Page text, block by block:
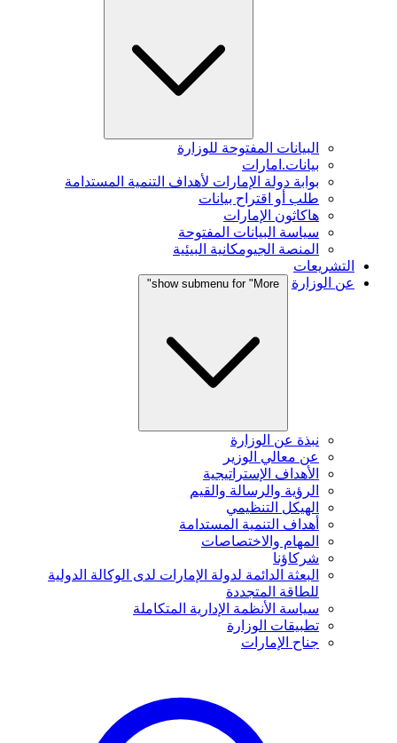
البيانات المفتوحة للوزارة
بيانات.امارات
بوابة دولة الإمارات لأهداف التنمية المستدامة
طلب أو اقتراح بيانات
هاكاثون الإمارات
سياسة البيانات المفتوحة
المنصة الجيومكانية البيئية
التشريعات
عن الوزارة
show submenu for "More"
نبذة عن الوزارة
عن معالي الوزير
الأهداف الإستراتيجية
الرؤية والرسالة والقيم
الهيكل التنظيمي
أهداف التنمية المستدامة
المهام والاختصاصات
شركاؤنا
البعثة الدائمة لدولة الإمارات لدى الوكالة الدولية
للطاقة المتجددة
سياسة الأنظمة الإدارية المتكاملة
تطبيقات الوزارة
جناح الإمارات